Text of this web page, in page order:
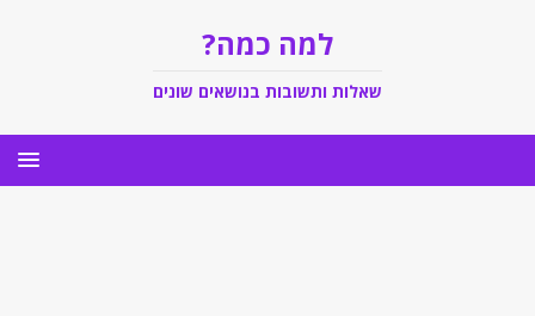
למה כמה?
שאלות ותשובות בנושאים שונים